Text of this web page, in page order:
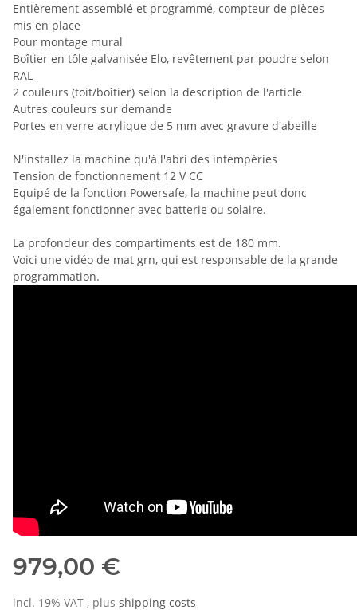
Entièrement assemblé et programmé, compteur de pièces
mis en place
Pour montage mural
Boîtier en tôle galvanisée Elo, revêtement par poudre selon
RAL
2 couleurs (toit/boîtier) selon la description de l'article
Autres couleurs sur demande
Portes en verre acrylique de 5 mm avec gravure d'abeille
N'installez la machine qu'à l'abri des intempéries
Tension de fonctionnement 12 V CC
Equipé de la fonction Powersafe, la machine peut donc
également fonctionner avec batterie ou solaire.
La profondeur des compartiments est de 180 mm.
Voici une vidéo de mat grn, qui est responsable de la grande
programmation.
979,00 €
incl. 19% VAT , plus shipping costs